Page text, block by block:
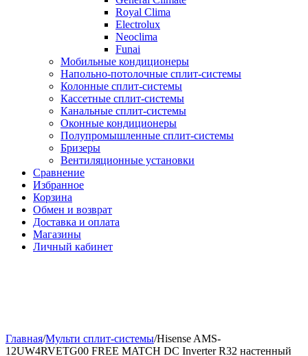
Royal Clima
Electrolux
Neoclima
Funai
Мобильные кондиционеры
Напольно-потолоч​ные ​сплит-системы
Колонные ​​сплит-системы
Кассетные сплит-системы
Канальные сплит-системы
Оконные кондиционеры
Полупромышленные сплит-системы
Бризеры
Вентиляционные установки
Сравнение
Избранное
Корзина
Обмен и возврат
Доставка и оплата
Магазины
Личный кабинет
Главная/Мульти сплит-системы/Hisense AMS-
12UW4RVETG00 FREE MATCH DC Inverter R32 настенный